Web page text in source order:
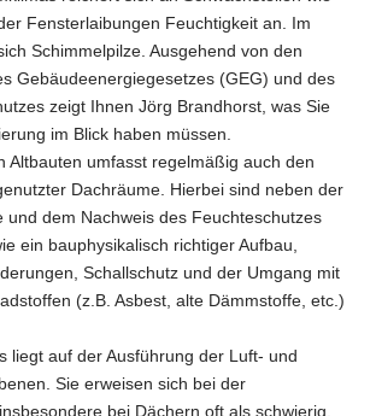
Fensterlaibungen Feuchtigkeit an. Im
Schimmelpilze. Ausgehend von den
Gebäudeenergiegesetzes (GEG) und des
zeigt Ihnen Jörg Brandhorst, was Sie
im Blick haben müssen.
Altbauten umfasst regelmäßig auch den
Dachräume. Hierbei sind neben der
und dem Nachweis des Feuchteschutzes
ein bauphysikalisch richtiger Aufbau,
Schallschutz und der Umgang mit
(z.B. Asbest, alte Dämmstoffe, etc.)
liegt auf der Ausführung der Luft- und
Sie erweisen sich bei der
bei Dächern oft als schwierig.